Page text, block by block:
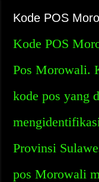
Kode POS
Kode POS
Pos Morowali.
kode pos yang
Provinsi
pos Morowali